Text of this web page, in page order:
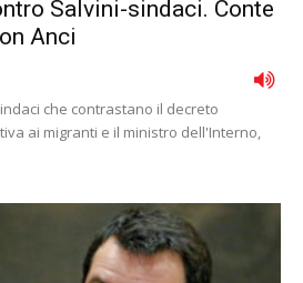
Salvini-sindaci. Conte
Anci
che contrastano il decreto
ai migranti e il ministro dell'Interno,